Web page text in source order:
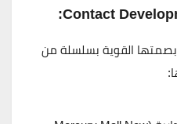
القوية بسلسلة من